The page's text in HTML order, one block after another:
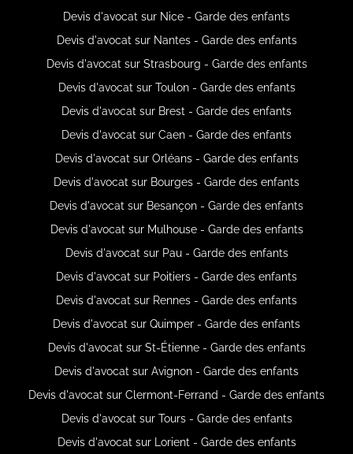
Devis d'avocat sur Nice - Garde des enfants
Devis d'avocat sur Nantes - Garde des enfants
Devis d'avocat sur Strasbourg - Garde des enfants
Devis d'avocat sur Toulon - Garde des enfants
Devis d'avocat sur Brest - Garde des enfants
Devis d'avocat sur Caen - Garde des enfants
Devis d'avocat sur Orléans - Garde des enfants
Devis d'avocat sur Bourges - Garde des enfants
Devis d'avocat sur Besançon - Garde des enfants
Devis d'avocat sur Mulhouse - Garde des enfants
Devis d'avocat sur Pau - Garde des enfants
Devis d'avocat sur Poitiers - Garde des enfants
Devis d'avocat sur Rennes - Garde des enfants
Devis d'avocat sur Quimper - Garde des enfants
Devis d'avocat sur St-Étienne - Garde des enfants
Devis d'avocat sur Avignon - Garde des enfants
Devis d'avocat sur Clermont-Ferrand - Garde des enfants
Devis d'avocat sur Tours - Garde des enfants
Devis d'avocat sur Lorient - Garde des enfants